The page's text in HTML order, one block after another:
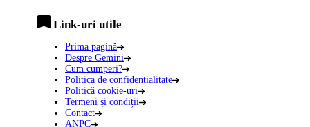
Link-uri utile
Prima pagină
Despre Gemini
Cum cumperi?
Politica de confidentialitate
Politică cookie-uri
Termeni și condiții
Contact
ANPC